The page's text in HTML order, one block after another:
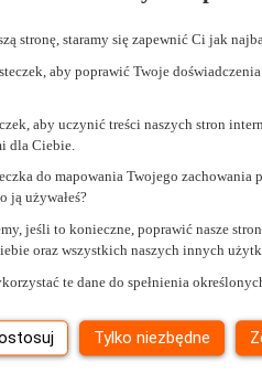
stronę, staramy się zapewnić Ci jak
aby poprawić Twoje
aby uczynić treści naszych stron
dla Ciebie.
do mapowania Twojego zachowania
ją używałeś?
jeśli to konieczne, poprawić nasze
oraz wszystkich naszych innych
te dane do spełnienia
Tylko niezbędne